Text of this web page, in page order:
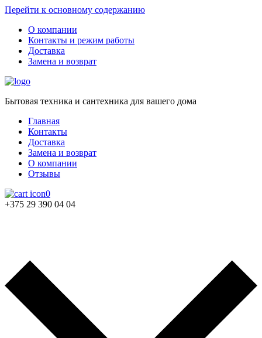
Перейти к основному содержанию
О компании
Контакты и режим работы
Доставка
Замена и возврат
Бытовая техника и сантехника для вашего дома
Главная
Контакты
Доставка
Замена и возврат
О компании
Отзывы
0
+375 29 390 04 04